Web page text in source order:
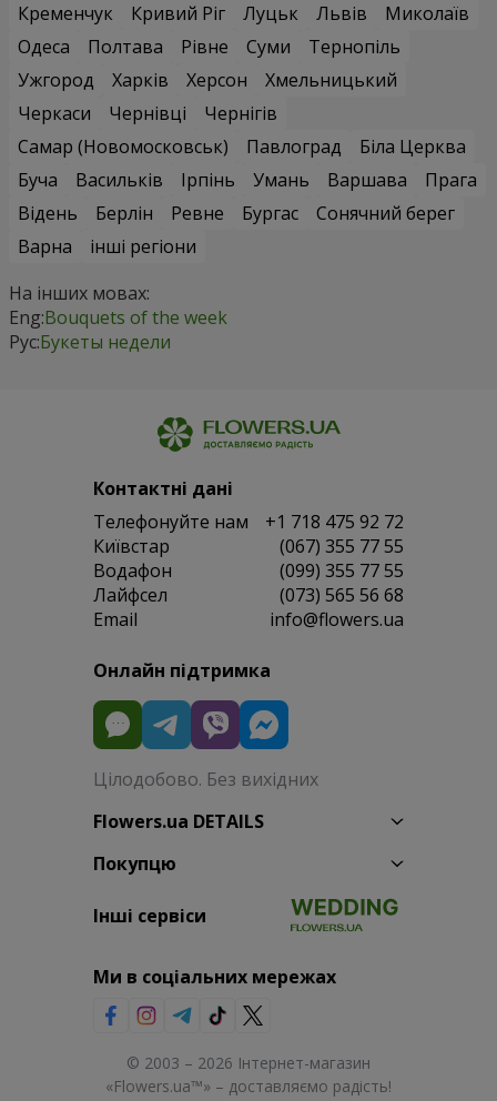
Кременчук
Кривий Ріг Луцьк Львів
Миколаїв
Одеса
Полтава Рівне Суми
Тернопіль
Ужгород
Харків Херсон
Хмельницький
Черкаси
Чернівці
Чернігів
Самар (Новомосковськ)
Павлоград
Біла Церква
Буча
Васильків Ірпінь Умань Варшава
Прага
Відень
Берлін Ревне Бургас
Сонячний берег
Варна
інші регіони
На інших мовах:
Eng:Bouquets of the week
Рус:Букеты недели
Контактні дані
Телефонуйте нам
+1 718 475 92 72
Київстар
(067) 355 77 55
Водафон
(099) 355 77 55
Лайфсел
(073) 565 56 68
Email
info@flowers.ua
Онлайн підтримка
Цілодобово. Без вихідних
Flowers.ua DETAILS
Покупцю
Інші сервіси
Ми в соціальних мережах
© 2003 – 2026 Інтернет-магазин
«Flowers.ua™» – доставляємо радість!